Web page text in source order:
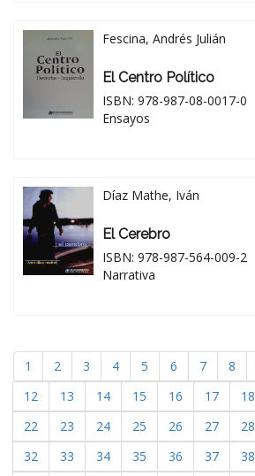
Fescina, Andrés Julián
El Centro Político
ISBN: 978-987-08-0017-0
Ensayos
Díaz Mathe, Iván
El Cerebro
ISBN: 978-987-564-009-2
Narrativa
1 2 3 4 5 6 7 8
12
13 14 15 16 17 18
22
23 24 25 26 27 28
32
33 34 35 36 37 38